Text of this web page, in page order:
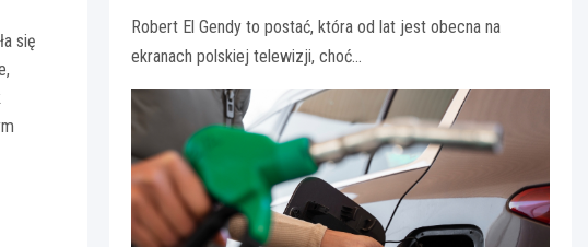
się
Robert El Gendy to postać, która od lat jest obecna na
ekranach polskiej telewizji, choć…